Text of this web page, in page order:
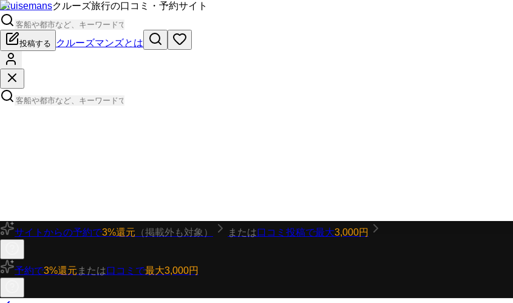
Cruisemansクルーズ旅行の口コミ・予約サイト
投稿する クルーズマンズとは
サイトからの予約で3%還元 （掲載外も対象） または口コミ投稿で最大3,000円
予約で3%還元 または口コミで最大3,000円